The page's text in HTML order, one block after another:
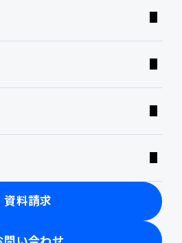
資料請求